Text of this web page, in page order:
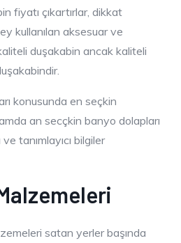
fiyatı çıkartırlar, dikkat
kullanılan aksesuar ve
duşakabin ancak kaliteli
konusunda en seçkin
an secçkin banyo dolapları
tanımlayıcı bilgiler
satan yerler başında